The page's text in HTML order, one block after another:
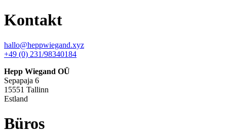
Kontakt
hallo@heppwiegand.xyz
+49 (0) 231/98340184
Hepp Wiegand OÜ
Sepapaja 6
15551 Tallinn
Estland
Büros